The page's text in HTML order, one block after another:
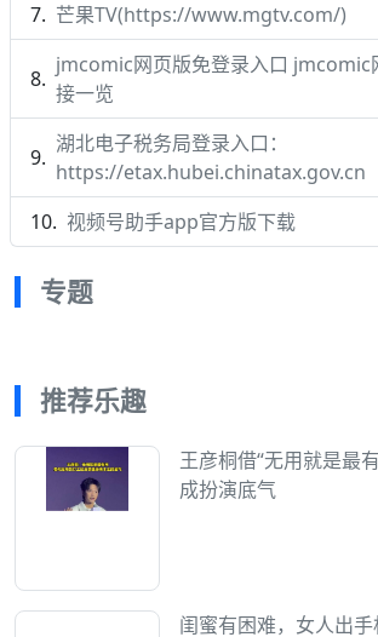
芒果TV(https://www.mgtv.com/)
jmcomic网页版免登录入口 jmcomic
接一览
湖北电子税务局登录入口：
https://etax.hubei.chinatax.gov.cn
视频号助手app官方版下载
专题
推荐乐趣
王彦桐借“无用就是最
成扮演底气
闺蜜有困难，女人出手